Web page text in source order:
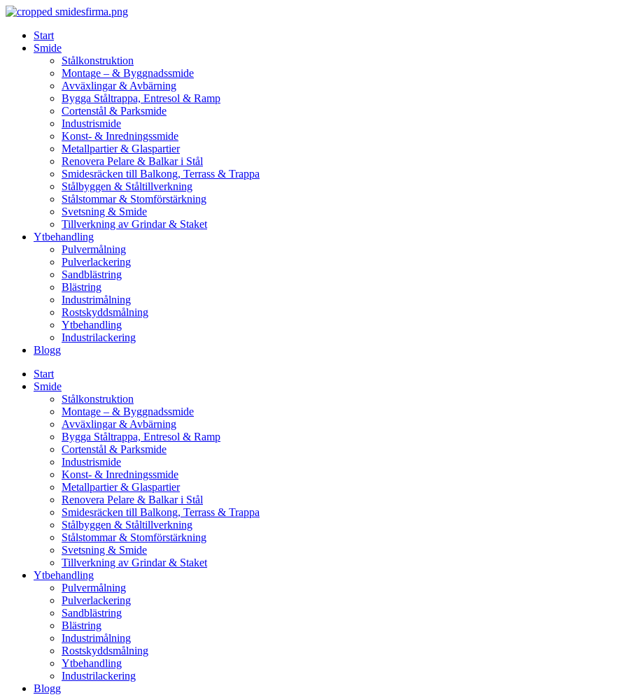
Skip
contentStart
Smide
Stålkonstruktion
Montage – & Byggnadssmide
Avväxlingar & Avbärning
Bygga Ståltrappa, Entresol & Ramp
Cortenstål & Parksmide
Industrismide
Konst- & Inredningssmide
Metallpartier & Glaspartier
Renovera Pelare & Balkar i Stål
Smidesräcken till Balkong, Terrass & Trappa
Stålbyggen & Ståltillverkning
Stålstommar & Stomförstärkning
Svetsning & Smide
Tillverkning av Grindar & Staket
Ytbehandling
Pulvermålning
Pulverlackering
Sandblästring
Blästring
Industrimålning
Rostskyddsmålning
Ytbehandling
Industrilackering
Blogg
Start
Smide
Stålkonstruktion
Montage – & Byggnadssmide
Avväxlingar & Avbärning
Bygga Ståltrappa, Entresol & Ramp
Cortenstål & Parksmide
Industrismide
Konst- & Inredningssmide
Metallpartier & Glaspartier
Renovera Pelare & Balkar i Stål
Smidesräcken till Balkong, Terrass & Trappa
Stålbyggen & Ståltillverkning
Stålstommar & Stomförstärkning
Svetsning & Smide
Tillverkning av Grindar & Staket
Ytbehandling
Pulvermålning
Pulverlackering
Sandblästring
Blästring
Industrimålning
Rostskyddsmålning
Ytbehandling
Industrilackering
Blogg